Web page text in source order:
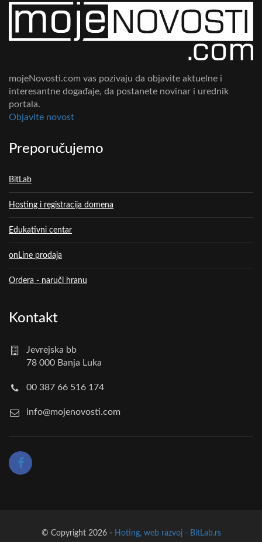
mojeNovosti.com vas pozivaju da objavite aktuelne i
interesantne događaje, da postanete novinar i urednik
portala.
Objavite novost
Preporučujemo
BitLab
Hosting i registracija domena
Edukativni centar
onLine prodaja
Ordera - naruči hranu
Kontakt
Jevrejska bb
78 000 Banja Luka
00 387 66 516 174
info@mojenovosti.com
© Copyright 2026 - Hoting, web razvoj - BitLab.rs